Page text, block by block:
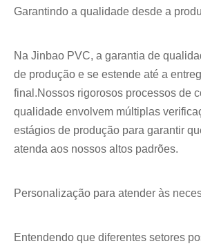
Garantindo a qualidade desde a
Na Jinbao PVC, a garantia de
de produção e se estende até a
final.Nossos rigorosos processos de
qualidade envolvem múltiplas
estágios de produção para garantir
atenda aos nossos altos padrões.
Personalização para atender às
Entendendo que diferentes setores